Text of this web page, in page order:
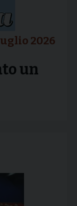
2026
un